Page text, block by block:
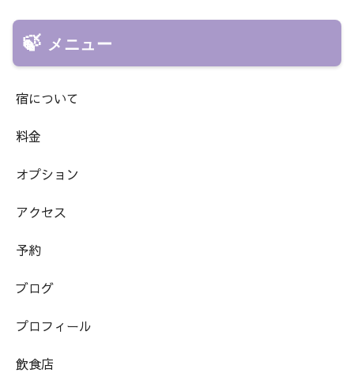
メニュー
宿について
料金
オプション
アクセス
予約
ブログ
プロフィール
飲食店